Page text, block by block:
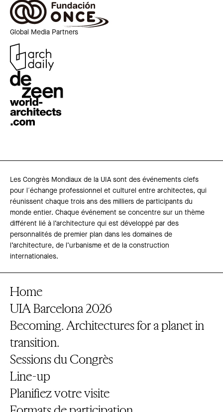
Global Media Partners
Les Congrès Mondiaux de la UIA sont des événements clefs
pour l´échange professionnel et culturel entre architectes, qui
réunissent chaque trois ans des milliers de participants du
monde entier. Chaque événement se concentre sur un thème
différent lié à l’architecture qui est développé par des
personnalités de premier plan dans les domaines de
l’architecture, de l’urbanisme et de la construction
internationales.
Home
UIA Barcelona 2026
Becoming. Architectures for a planet in
transition.
Sessions du Congrès
Line-up
Planifiez votre visite